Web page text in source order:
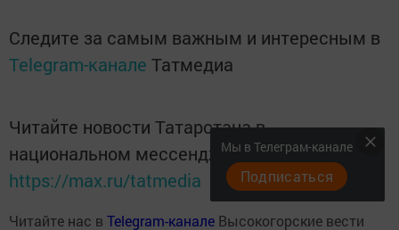
Следите за самым важным и интересным в
Telegram-канале Татмедиа
Читайте новости Татарстана в
национальном мессенджере MАХ:
https://max.ru/tatmedia
Читайте нас в Telegram-канале Высокогорские вести
Мы в Телеграм-канале
Подписаться